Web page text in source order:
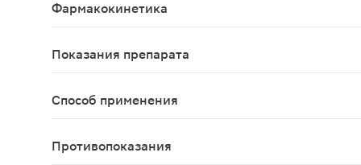
Фармакокинетика
Показания препарата
Для наружного применения: гнойные раны,
Способ применения
Наружно, местно. Взрослым, водный 0,02%
Противопоказания